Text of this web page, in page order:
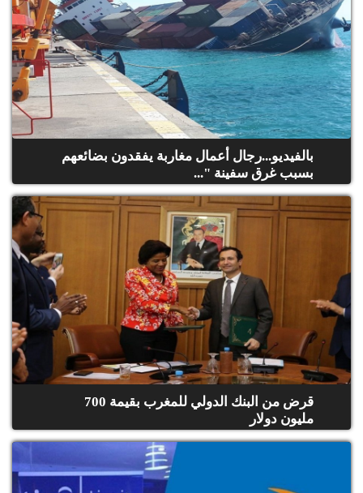
بالفيديو...رجال أعمال مغاربة يفقدون بضائعهم
بسبب غرق سفينة "...
قرض من البنك الدولي للمغرب بقيمة 700
مليون دولار